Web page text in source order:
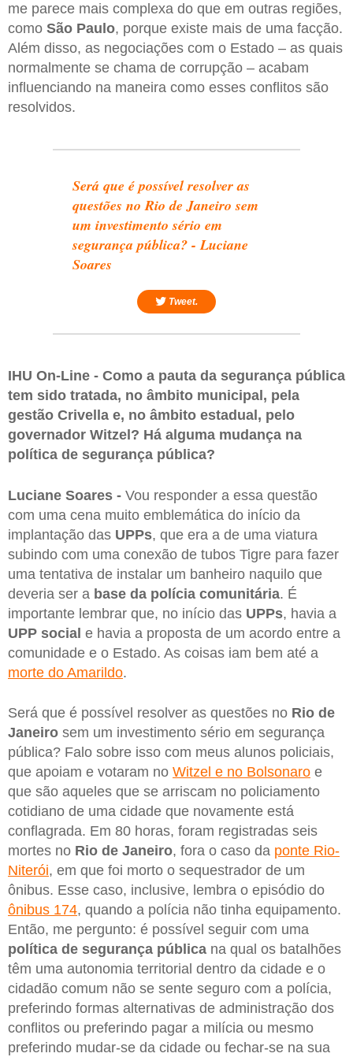
me parece mais complexa do que em outras regiões,
como São Paulo, porque existe mais de uma facção.
Além disso, as negociações com o Estado – as quais
normalmente se chama de corrupção – acabam
influenciando na maneira como esses conflitos são
resolvidos.
Será que é possível resolver as
questões no Rio de Janeiro sem
um investimento sério em
segurança pública? - Luciane
Soares
Tweet.
IHU On-Line - Como a pauta da segurança pública
tem sido tratada, no âmbito municipal, pela
gestão Crivella e, no âmbito estadual, pelo
governador Witzel? Há alguma mudança na
política de segurança pública?
Luciane Soares - Vou responder a essa questão
com uma cena muito emblemática do início da
implantação das UPPs, que era a de uma viatura
subindo com uma conexão de tubos Tigre para fazer
uma tentativa de instalar um banheiro naquilo que
deveria ser a base da polícia comunitária. É
importante lembrar que, no início das UPPs, havia a
UPP social e havia a proposta de um acordo entre a
comunidade e o Estado. As coisas iam bem até a
morte do Amarildo.
Será que é possível resolver as questões no Rio de
Janeiro sem um investimento sério em segurança
pública? Falo sobre isso com meus alunos policiais,
que apoiam e votaram no Witzel e no Bolsonaro e
que são aqueles que se arriscam no policiamento
cotidiano de uma cidade que novamente está
conflagrada. Em 80 horas, foram registradas seis
mortes no Rio de Janeiro, fora o caso da ponte Rio-
Niterói, em que foi morto o sequestrador de um
ônibus. Esse caso, inclusive, lembra o episódio do
ônibus 174, quando a polícia não tinha equipamento.
Então, me pergunto: é possível seguir com uma
política de segurança pública na qual os batalhões
têm uma autonomia territorial dentro da cidade e o
cidadão comum não se sente seguro com a polícia,
preferindo formas alternativas de administração dos
conflitos ou preferindo pagar a milícia ou mesmo
preferindo mudar-se da cidade ou fechar-se na sua